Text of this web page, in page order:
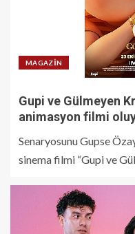
MAGAZIN
Gupi ve Gülmeyen
animasyon filmi
Senaryosunu Gupse
sinema filmi “Gupi ve